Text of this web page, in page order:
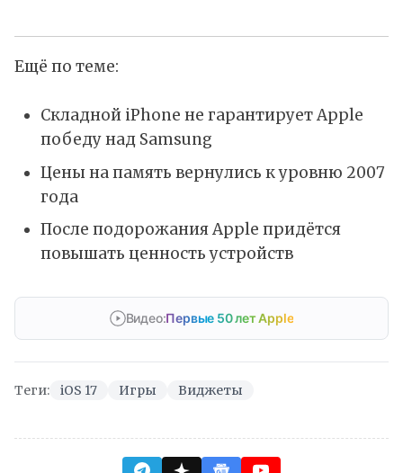
Ещё по теме:
Складной iPhone не гарантирует Apple
победу над Samsung
Цены на память вернулись к уровню 2007
года
После подорожания Apple придётся
повышать ценность устройств
Видео:Первые 50 лет Apple
Теги: iOS 17 Игры Виджеты